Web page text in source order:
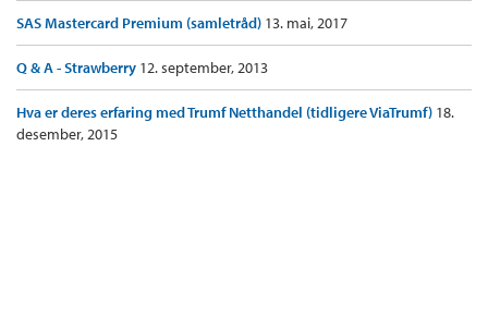
SAS Mastercard Premium (samletråd) 13. mai, 2017
Q & A - Strawberry 12. september, 2013
Hva er deres erfaring med Trumf Netthandel (tidligere ViaTrumf) 18.
desember, 2015